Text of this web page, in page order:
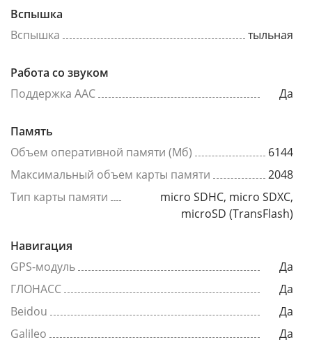
Вспышка
Вспышка
тыльная
Работа со звуком
Поддержка AAC
Да
Память
Объем оперативной памяти (Мб)
6144
Максимальный объем карты памяти
2048
Тип карты памяти
micro SDHC, micro SDXC,
microSD (TransFlash)
Навигация
GPS-модуль
Да
ГЛОНАСС
Да
Beidou
Да
Galileo
Да